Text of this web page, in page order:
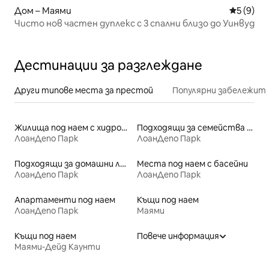
Дом – Маями Средна
5 (9)
Чисто нов частен дуплекс с 3 спални близо до Уинвуд
Дестинации за разглеждане
Други типове места за престой Популярни
Жилища под наем с хидромасажна вана
ЛоанДепо Парк
Подходящи за семейства места под наем
ЛоанДепо Парк
Подходящи за домашни любимци места под наем
ЛоанДепо Парк
Места под наем с басейни
ЛоанДепо Парк
Апартаменти под наем
ЛоанДепо Парк
Къщи под наем
Маями
Къщи под наем
Маями-Дейд Каунти
Повече информация